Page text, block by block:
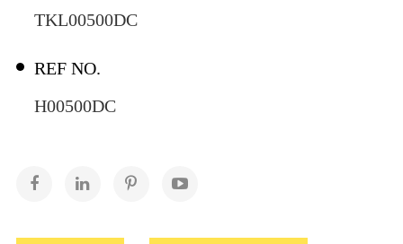
TKL00500DC
REF NO.
H00500DC